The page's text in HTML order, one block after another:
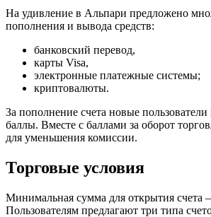
На удивление в Альпари предложено
пополнения и вывода средств:
банковский перевод,
карты Visa,
электронные платежные системы;
криптовалюты.
За пополнение счета новые
баллы. Вместе с баллами за оборот
для уменьшения комиссии.
Торговые условия
Минимальная сумма для открытия счета
Пользователям предлагают три типа